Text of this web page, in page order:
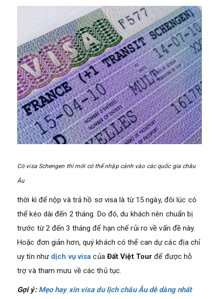
Có visa Schengen thì mới có thể nhập cảnh vào các quốc gia châu
Âu
thời kì để nộp và trả hồ sơ visa là từ 15 ngày, đôi lúc có
thể kéo dài đến 2 tháng. Do đó, du khách nên chuẩn bị
trước từ 2 đến 3 tháng để hạn chế rủi ro về vấn đề này.
Hoặc đơn giản hơn, quý khách có thể can dự các địa chỉ
uy tín như dịch vụ visa của Đất Việt Tour để được hỗ
trợ và tham mưu về các thủ tục.
Gợi ý: Mẹo hay xin visa du lịch châu Âu dễ dàng nhất